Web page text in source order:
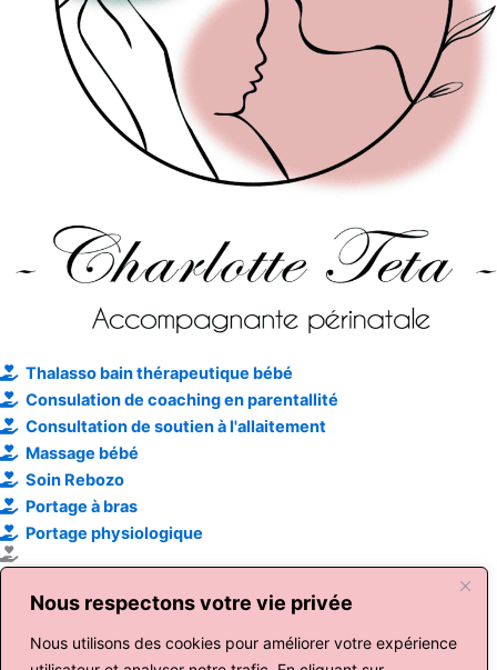
Nous respectons votre vie privée
Nous utilisons des cookies pour améliorer votre expérience
Thalasso bain thérapeutique bébé
Consulation de coaching en parentallité
Consultation de soutien à l'allaitement
Massage bébé
Soin Rebozo
Portage à bras
Portage physiologique
Massage ayurvédique aux pochons